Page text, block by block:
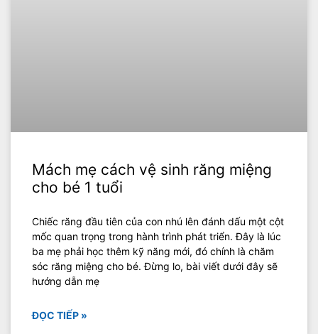
Mách mẹ cách vệ sinh răng miệng
cho bé 1 tuổi
Chiếc răng đầu tiên của con nhú lên đánh dấu một cột
mốc quan trọng trong hành trình phát triển. Đây là lúc
ba mẹ phải học thêm kỹ năng mới, đó chính là chăm
sóc răng miệng cho bé. Đừng lo, bài viết dưới đây sẽ
hướng dẫn mẹ
ĐỌC TIẾP »